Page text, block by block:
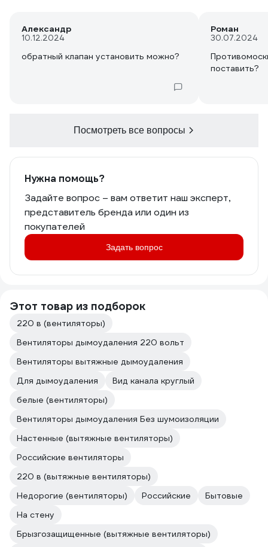
Александр
10.12.2024
обратный клапан установить можно?
Роман
30.07.2024
поставить?
Посмотреть все вопросы
Нужна помощь?
Задайте вопрос – вам ответит наш эксперт,
представитель бренда или один из
покупателей
Задать вопрос
Этот товар из подборок
220 в (вентиляторы)
Вентиляторы дымоудаления 220 вольт
Вентиляторы вытяжные дымоудаления
Для дымоудаления
Вид канала круглый
белые (вентиляторы)
Вентиляторы дымоудаления Без шумоизоляции
Настенные (вытяжные вентиляторы)
Российские вентиляторы
220 в (вытяжные вентиляторы)
Недорогие (вентиляторы)
Российские
Бытовые
На стену
Брызгозащищенные (вытяжные вентиляторы)